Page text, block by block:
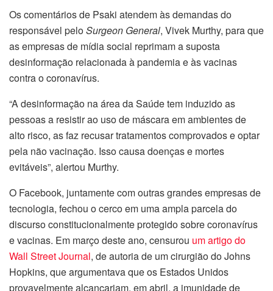
Os comentários de Psaki atendem às demandas do
responsável peloSurgeon General, Vivek Murthy, para que
as empresas de mídia social reprimam a suposta
desinformação relacionada à pandemia e às vacinas
contra o coronavírus.
“A desinformação na área da Saúde tem induzido as
pessoas a resistir ao uso de máscara em ambientes de
alto risco, as faz recusar tratamentos comprovados e optar
pela não vacinação. Isso causa doenças e mortes
evitáveis”, alertou Murthy.
O Facebook, juntamente com outras grandes empresas de
tecnologia, fechou o cerco em uma ampla parcela do
discurso constitucionalmente protegido sobre coronavírus
e vacinas. Em março deste ano, censurou um artigo do
Wall Street Journal, de autoria de um cirurgião do Johns
Hopkins, que argumentava que os Estados Unidos
provavelmente alcançariam, em abril, a imunidade de